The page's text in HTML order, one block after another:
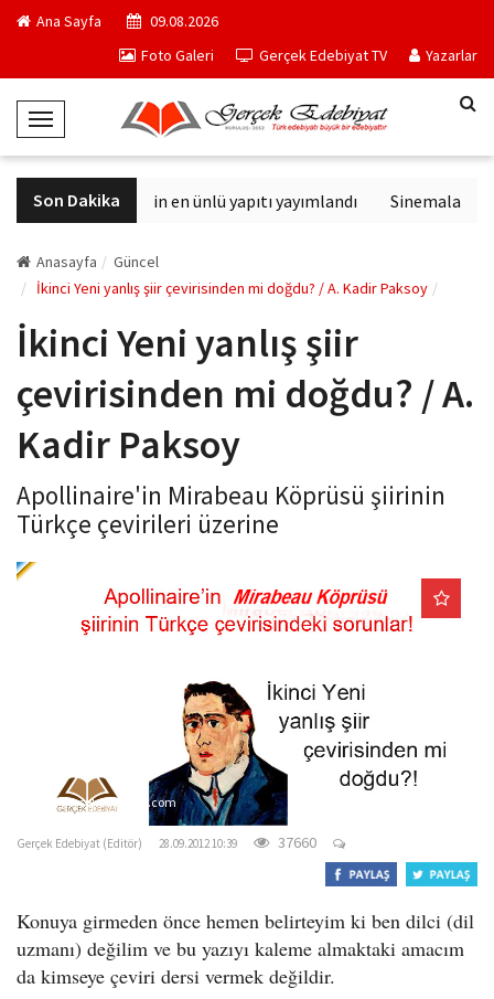
Ana Sayfa
09.08.2026
Foto Galeri
Gerçek Edebiyat TV Yazarlar
T
o
g
g
e
N
v
g
t
o
n
Son Dakika
Philip K. Dick'in en ünlü yapıtı yayımlandı Sinemalarda
Anasayfa
Güncel
İkinci Yeni yanlış şiir çevirisinden mi doğdu? / A. Kadir Paksoy
İkinci Yeni yanlış şiir
çevirisinden mi doğdu? / A.
Kadir Paksoy
Apollinaire'in Mirabeau Köprüsü şiirinin
Türkçe çevirileri üzerine
gercekedebiyat.com
Gerçek Edebiyat (Editör) 28.09.2012 10:39 37660
Konuya girmeden önce hemen belirteyim ki ben dilci (dil
uzmanı) değilim ve bu yazıyı kaleme almaktaki amacım
da kimseye çeviri dersi vermek değildir.